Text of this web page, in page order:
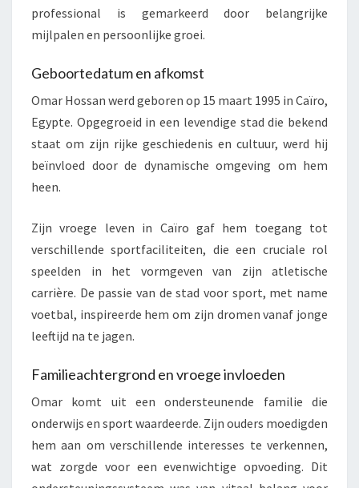
professional is gemarkeerd door belangrijke
mijlpalen en persoonlijke groei.
Geboortedatum en afkomst
Omar Hossan werd geboren op 15 maart 1995 in Caïro,
Egypte. Opgegroeid in een levendige stad die bekend
staat om zijn rijke geschiedenis en cultuur, werd hij
beïnvloed door de dynamische omgeving om hem
heen.
Zijn vroege leven in Caïro gaf hem toegang tot
verschillende sportfaciliteiten, die een cruciale rol
speelden in het vormgeven van zijn atletische
carrière. De passie van de stad voor sport, met name
voetbal, inspireerde hem om zijn dromen vanaf jonge
leeftijd na te jagen.
Familieachtergrond en vroege invloeden
Omar komt uit een ondersteunende familie die
onderwijs en sport waardeerde. Zijn ouders moedigden
hem aan om verschillende interesses te verkennen,
wat zorgde voor een evenwichtige opvoeding. Dit